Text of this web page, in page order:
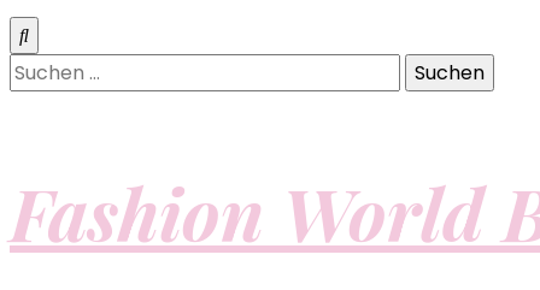
Suchen
nach:
Fashion World